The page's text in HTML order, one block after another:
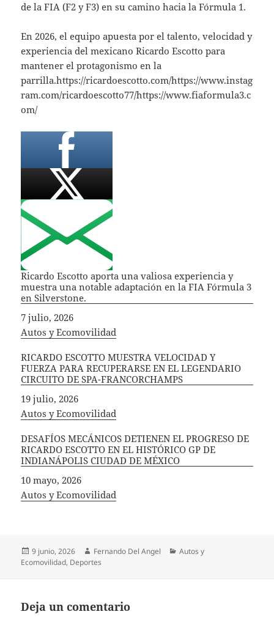
de la FIA (F2 y F3) en su camino hacia la Fórmula 1.
En 2026, el equipo apuesta por el talento, velocidad y
experiencia del mexicano Ricardo Escotto para
mantener el protagonismo en la
parrilla.https://ricardoescotto.com/https://www.instag
ram.com/ricardoescotto77/https://www.fiaformula3.c
om/
Ricardo Escotto aporta una valiosa experiencia y
muestra una notable adaptación en la FIA Fórmula 3
en Silverstone.
Fecha
7 julio, 2026
In relation to
Autos y Ecomovilidad
RICARDO ESCOTTO MUESTRA VELOCIDAD Y
FUERZA PARA RECUPERARSE EN EL LEGENDARIO
CIRCUITO DE SPA-FRANCORCHAMPS
Fecha
19 julio, 2026
In relation to
Autos y Ecomovilidad
DESAFÍOS MECÁNICOS DETIENEN EL PROGRESO DE
RICARDO ESCOTTO EN EL HISTÓRICO GP DE
INDIANÁPOLIS CIUDAD DE MÉXICO
Fecha
10 mayo, 2026
In relation to
Autos y Ecomovilidad
Publicado
el
9 junio, 2026 Autor
Fernando Del Angel Categorías
Autos y
Ecomovilidad, Deportes
Deja un comentario